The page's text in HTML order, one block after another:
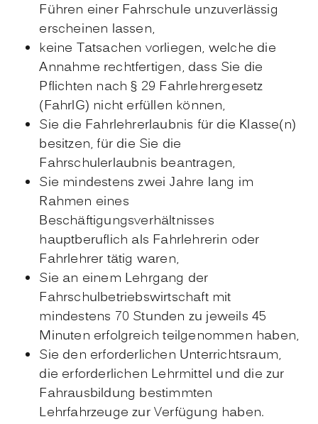
Führen einer Fahrschule unzuverlässig
erscheinen lassen,
keine Tatsachen vorliegen, welche die
Annahme rechtfertigen, dass Sie die
Pflichten nach § 29 Fahrlehrergesetz
(FahrlG) nicht erfüllen können,
Sie die Fahrlehrerlaubnis für die Klasse(n)
besitzen, für die Sie die
Fahrschulerlaubnis beantragen,
Sie mindestens zwei Jahre lang im
Rahmen eines
Beschäftigungsverhältnisses
hauptberuflich als Fahrlehrerin oder
Fahrlehrer tätig waren,
Sie an einem Lehrgang der
Fahrschulbetriebswirtschaft mit
mindestens 70 Stunden zu jeweils 45
Minuten erfolgreich teilgenommen haben,
Sie den erforderlichen Unterrichtsraum,
die erforderlichen Lehrmittel und die zur
Fahrausbildung bestimmten
Lehrfahrzeuge zur Verfügung haben.